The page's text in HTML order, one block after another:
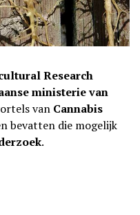
Research
ministerie van
van Cannabis
bevatten die mogelijk
.